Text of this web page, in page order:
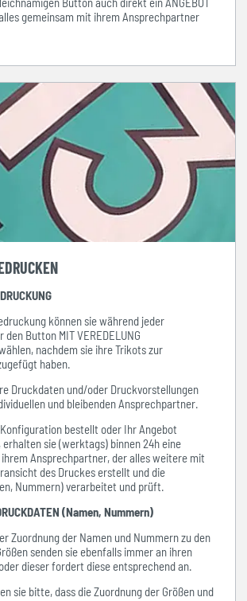
alles gemeinsam mit ihrem Ansprechpartner
können sie während jeder
Button MIT VEREDELUNG
nachdem sie ihre Trikots zur
haben.
Druckdaten und/oder Druckvorstellungen
und bleibenden Ansprechpartner.
bestellt oder Ihr Angebot
sie (werktags) binnen 24h eine
ihrem Ansprechpartner, der alles weitere mit
des Druckes erstellt und die
Nummern) verarbeitet und prüft.
(Namen, Nummern)
Zuordnung der Namen und Nummern zu den
senden sie ebenfalls immer an ihren
dieser fordert diese entsprechend an.
sie bitte, dass die Zuordnung der Größen und